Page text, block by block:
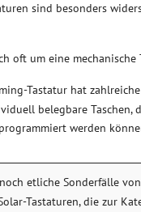
sind besonders
oft um eine mechanische
Tastatur hat
belegbare Taschen,
werden
etliche Sonderfälle
Tastaturen, die zur